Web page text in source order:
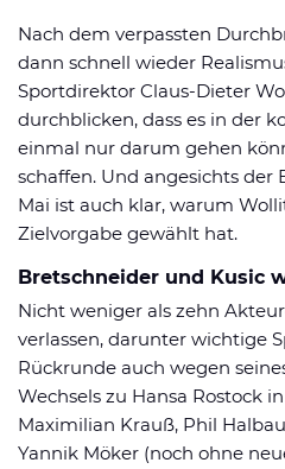
Nach dem verpassten
dann schnell wieder
Sportdirektor Claus-Dieter
durchblicken, dass es in der
einmal nur darum gehen
schaffen. Und angesichts der
Mai ist auch klar, warum
Zielvorgabe gewählt hat.
Bretschneider und Kusic
Nicht weniger als zehn
verlassen, darunter wichtige
Rückrunde auch wegen
Wechsels zu Hansa Rostock
Maximilian Krauß, Phil
Yannik Möker (noch ohne